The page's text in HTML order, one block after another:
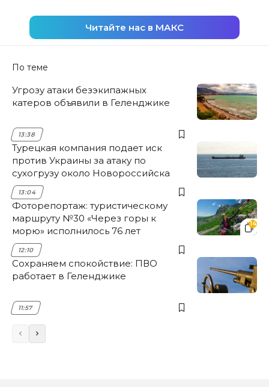
Читайте нас в МАКС
По теме
Угрозу атаки безэкипажных
катеров объявили в Геленджике
13:38
Турецкая компания подает иск
против Украины за атаку по
сухогрузу около Новороссийска
13:04
14
Фоторепортаж: туристическому
маршруту №30 «Через горы к
морю» исполнилось 76 лет
12:10
Сохраняем спокойствие: ПВО
работает в Геленджике
11:57